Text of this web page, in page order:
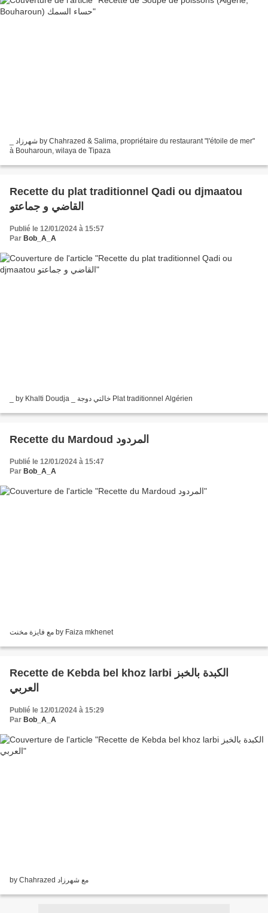
à Bouharoun, wilaya de Tipaza
Recette du plat traditionnel Qadi ou djmaatou
القاضي و جماعتو
Publié le 12/01/2024 à 15:57
Par Bob_A_A
_ by Khalti Doudja _ خالتي دوجة Plat traditionnel Algérien
Recette du Mardoud المردود
Publié le 12/01/2024 à 15:47
Par Bob_A_A
مع فايزة مخنت by Faiza mkhenet
Recette de Kebda bel khoz larbi ​​​​​​​الكبدة بالخبز
العربي
Publié le 12/01/2024 à 15:29
Par Bob_A_A
by Chahrazed مع شهرزاد